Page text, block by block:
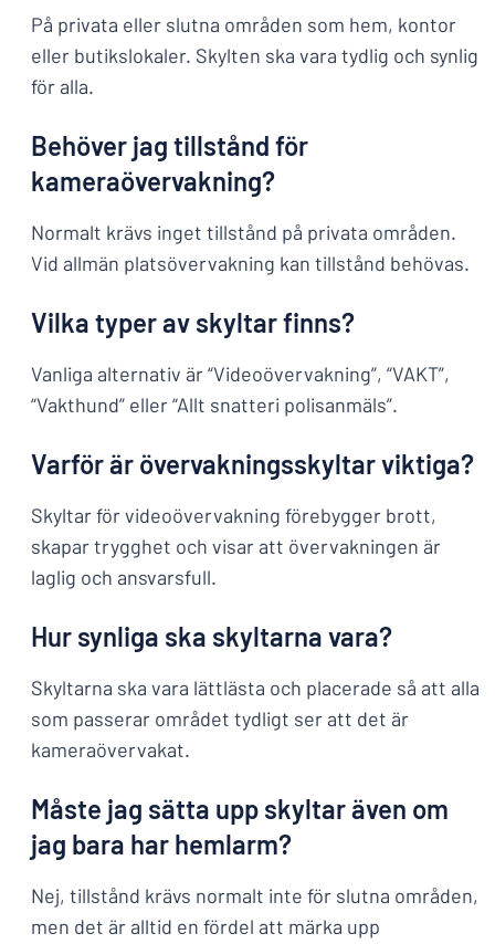
På privata eller slutna områden som hem, kontor
eller butikslokaler. Skylten ska vara tydlig och synlig
för alla.
Behöver jag tillstånd för
kameraövervakning?
Normalt krävs inget tillstånd på privata områden.
Vid allmän platsövervakning kan tillstånd behövas.
Vilka typer av skyltar finns?
Vanliga alternativ är “Videoövervakning”, “VAKT”,
“Vakthund” eller “Allt snatteri polisanmäls”.
Varför är övervakningsskyltar viktiga?
Skyltar för videoövervakning förebygger brott,
skapar trygghet och visar att övervakningen är
laglig och ansvarsfull.
Hur synliga ska skyltarna vara?
Skyltarna ska vara lättlästa och placerade så att alla
som passerar området tydligt ser att det är
kameraövervakat.
Måste jag sätta upp skyltar även om
jag bara har hemlarm?
Nej, tillstånd krävs normalt inte för slutna områden,
men det är alltid en fördel att märka upp